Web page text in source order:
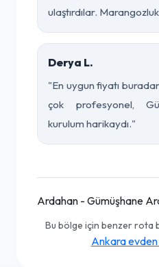
ulaştırdılar.
Derya L.
"En uygun fiyatı
çok profesyonel,
kurulum harikaydı."
Ardahan - Gümüşhane
Bu bölge için benzer rota
Ankara